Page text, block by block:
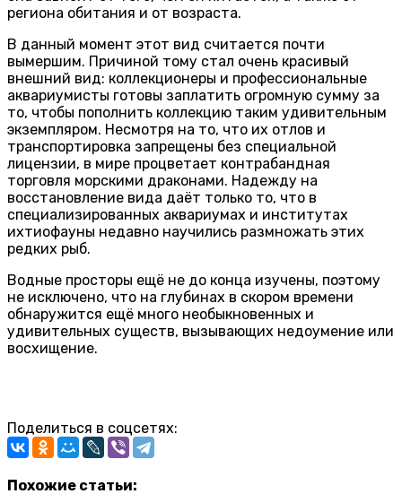
региона обитания и от возраста.
В данный момент этот вид считается почти
вымершим. Причиной тому стал очень красивый
внешний вид: коллекционеры и профессиональные
аквариумисты готовы заплатить огромную сумму за
то, чтобы пополнить коллекцию таким удивительным
экземпляром. Несмотря на то, что их отлов и
транспортировка запрещены без специальной
лицензии, в мире процветает контрабандная
торговля морскими драконами. Надежду на
восстановление вида даёт только то, что в
специализированных аквариумах и институтах
ихтиофауны недавно научились размножать этих
редких рыб.
Водные просторы ещё не до конца изучены, поэтому
не исключено, что на глубинах в скором времени
обнаружится ещё много необыкновенных и
удивительных существ, вызывающих недоумение или
восхищение.
Поделиться в соцсетях:
Похожие статьи: